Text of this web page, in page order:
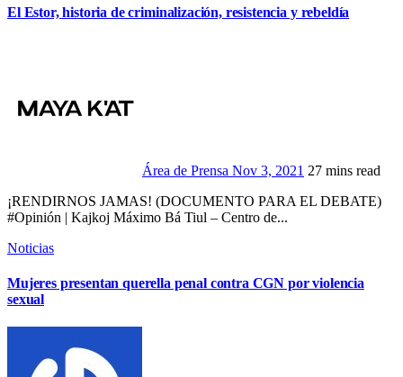
El Estor, historia de criminalización, resistencia y rebeldía
Área de Prensa Nov 3, 2021 27 mins read
¡RENDIRNOS JAMAS! (DOCUMENTO PARA EL DEBATE)
#Opinión | Kajkoj Máximo Bá Tiul – Centro de...
Noticias
Mujeres presentan querella penal contra CGN por violencia
sexual